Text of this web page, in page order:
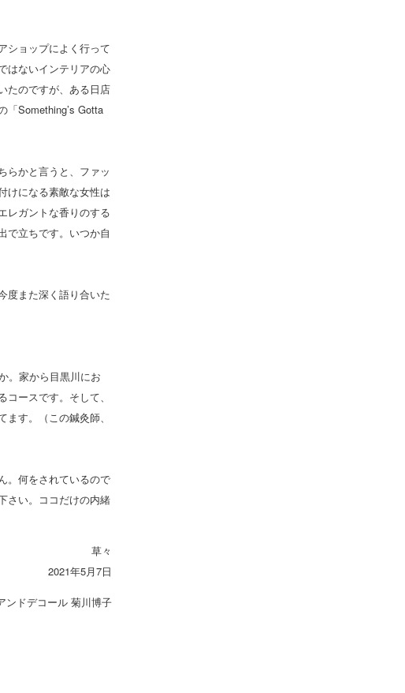
ショップによく行って
はないインテリアの心
たのですが、ある日店
「Something’s Gotta
らかと言うと、ファッ
けになる素敵な女性は
レガントな香りのする
で立ちです。いつか自
度また深く語り合いた
。家から目黒川にお
ースです。そして、
す。（この鍼灸師、
。何をされているので
さい。ココだけの内緒
草々
2021年5月7日
ンドデコール 菊川博子